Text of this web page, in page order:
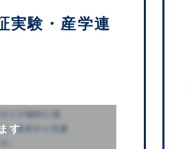
実験・産学連
す